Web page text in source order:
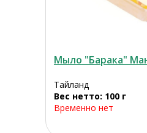
Мыло "Барака"
Тайланд
Вес нетто: 100 г
Временно нет